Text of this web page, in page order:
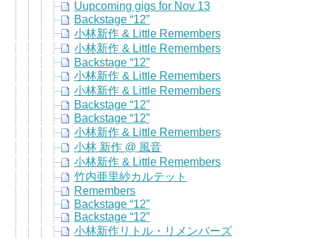
Uupcoming gigs for Nov 13
Backstage “12”
小林新作 & Little Remembers
小林新作 & Little Remembers
Backstage “12”
小林新作 & Little Remembers
小林新作 & Little Remembers
Backstage “12”
Backstage “12”
小林新作 & Little Remembers
小林 新作 @ 風音
小林新作 & Little Remembers
竹内亜里紗カルテット
Remembers
Backstage “12”
Backstage “12”
小林新作リトル・リメンバーズ